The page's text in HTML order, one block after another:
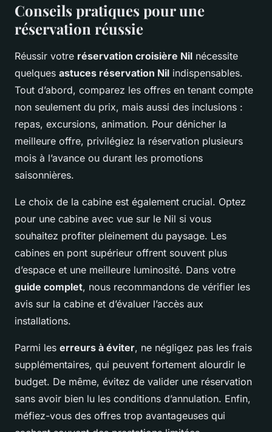
Conseils pratiques pour une
réservation réussie
Réussir votre réservation croisière Nil nécessite
quelques astuces réservation Nil indispensables.
Tout d’abord, comparez les offres en tenant compte
non seulement du prix, mais aussi des inclusions :
repas, excursions, animation. Pour dénicher la
meilleure offre, privilégiez la réservation plusieurs
mois à l’avance ou durant les promotions
saisonnières.
Le choix de la cabine est également crucial. Optez
pour une cabine avec vue sur le Nil si vous
souhaitez profiter pleinement du paysage. Les
cabines en pont supérieur offrent souvent plus
d’espace et une meilleure luminosité. Dans votre
guide complet, nous recommandons de vérifier les
avis sur la cabine et d’évaluer l’accès aux
installations.
Parmi les erreurs à éviter, ne négligez pas les frais
supplémentaires, qui peuvent fortement alourdir le
budget. De même, évitez de valider une réservation
sans avoir bien lu les conditions d’annulation. Enfin,
méfiez-vous des offres trop avantageuses qui